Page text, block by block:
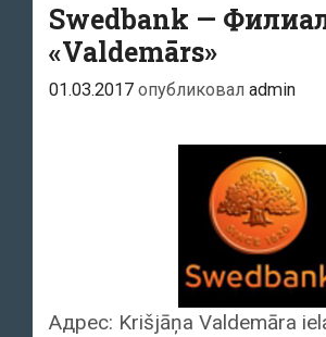
Swedbank —
«Valdemārs»
01.03.2017 опубликовал admin
Адрес: Krišjāņa Valdemāra